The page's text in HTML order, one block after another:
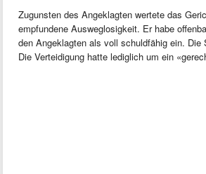
Zugunsten des Angeklagten wertete das
empfundene Ausweglosigkeit. Er habe
den Angeklagten als voll schuldfähig ein.
Die Verteidigung hatte lediglich um ein